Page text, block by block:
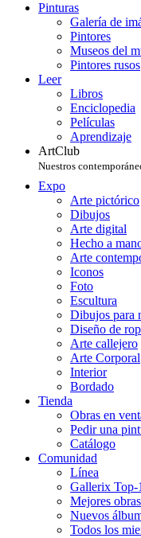
Pinturas
Galería de
Pintores
Museos del
Pintores rusos
Leer
Libros
Enciclopedia
Películas
Aprendizaje
ArtClub
Nuestros
Expo
Arte pictórico
Dibujos
Arte digital
Hecho a
Arte
Iconos
Foto
Escultura
Dibujos para
Diseño de
Arte callejero
Arte Corporal
Interior
Bordado
Tienda
Obras en
Pedir una
Catálogo
Comunidad
Línea
Gallerix Top-
Mejores
Nuevos
Todos los